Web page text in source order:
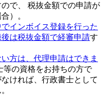
で、 税抜金額での申請が
）。
インボイス登録を行った
は税抜金額で経審申請す
方は、代理申請はできま
等の資格をお持ちの方で
ければ、行政書士として